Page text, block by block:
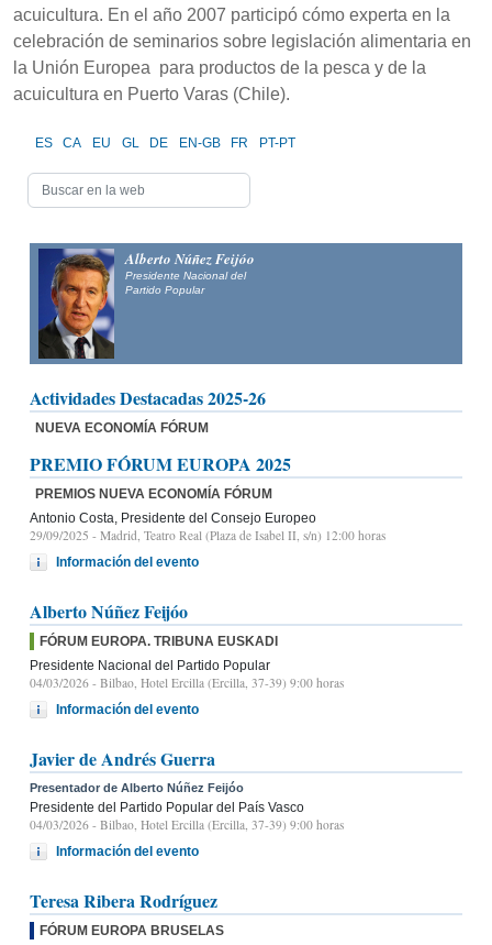
acuicultura. En el año 2007 participó cómo experta en la
celebración de seminarios sobre legislación alimentaria en
la Unión Europea para productos de la pesca y de la
acuicultura en Puerto Varas (Chile).
ES CA EU GL DE EN-GB FR PT-PT
Alberto Núñez Feijóo
Presidente Nacional del
Partido Popular
Actividades Destacadas 2025-26
NUEVA ECONOMÍA FÓRUM
PREMIO FÓRUM EUROPA 2025
PREMIOS NUEVA ECONOMÍA FÓRUM
Antonio Costa, Presidente del Consejo Europeo
29/09/2025 - Madrid, Teatro Real (Plaza de Isabel II, s/n) 12:00 horas
Información del evento
Alberto Núñez Feijóo
FÓRUM EUROPA. TRIBUNA EUSKADI
Presidente Nacional del Partido Popular
04/03/2026 - Bilbao, Hotel Ercilla (Ercilla, 37-39) 9:00 horas
Información del evento
Javier de Andrés Guerra
Presentador de Alberto Núñez Feijóo
Presidente del Partido Popular del País Vasco
04/03/2026 - Bilbao, Hotel Ercilla (Ercilla, 37-39) 9:00 horas
Información del evento
Teresa Ribera Rodríguez
FÓRUM EUROPA BRUSELAS